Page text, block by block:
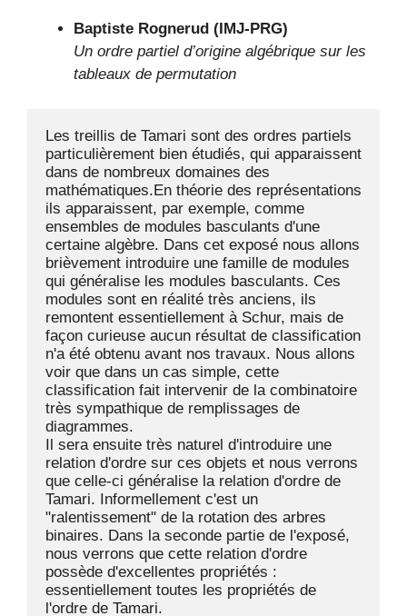
Baptiste Rognerud (IMJ-PRG)
Un ordre partiel d’origine algébrique sur les
tableaux de permutation
Les treillis de Tamari sont des ordres partiels
particulièrement bien étudiés, qui apparaissent
dans de nombreux domaines des
mathématiques.En théorie des représentations
ils apparaissent, par exemple, comme
ensembles de modules basculants d'une
certaine algèbre. Dans cet exposé nous allons
brièvement introduire une famille de modules
qui généralise les modules basculants. Ces
modules sont en réalité très anciens, ils
remontent essentiellement à Schur, mais de
façon curieuse aucun résultat de classification
n'a été obtenu avant nos travaux. Nous allons
voir que dans un cas simple, cette
classification fait intervenir de la combinatoire
très sympathique de remplissages de
diagrammes.
Il sera ensuite très naturel d'introduire une
relation d'ordre sur ces objets et nous verrons
que celle-ci généralise la relation d'ordre de
Tamari. Informellement c'est un
"ralentissement" de la rotation des arbres
binaires. Dans la seconde partie de l'exposé,
nous verrons que cette relation d'ordre
possède d'excellentes propriétés :
essentiellement toutes les propriétés de
l'ordre de Tamari.